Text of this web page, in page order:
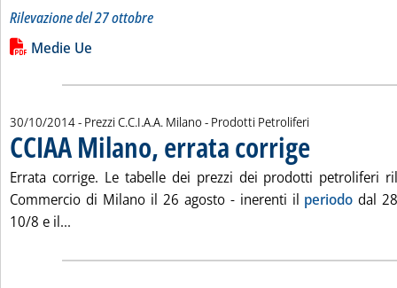
Rilevazione del 27 ottobre
Leggi tutta la notizia: 'Gli “stacchi Italia” dalle “medie Ue”'
Lista allegati PDF alla notizia
Medie Ue
30/10/2014- Prezzi C.C.I.A.A. Milano - Prodotti Petroliferi
CCIAA Milano, errata corrige
Errata corrige. Le tabelle dei prezzi dei prodotti petroliferi
Commercio di Milano il 26 agosto - inerenti il periodo dal
10/8 e il...